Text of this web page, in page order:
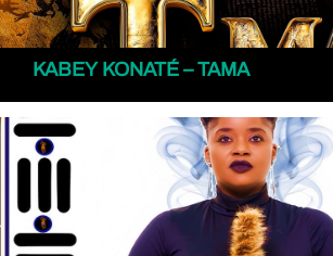
KABEY KONATÉ – TAMA